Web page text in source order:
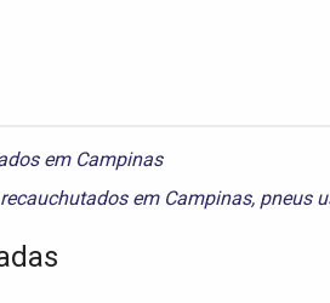
em Campinas
em Campinas, pneus